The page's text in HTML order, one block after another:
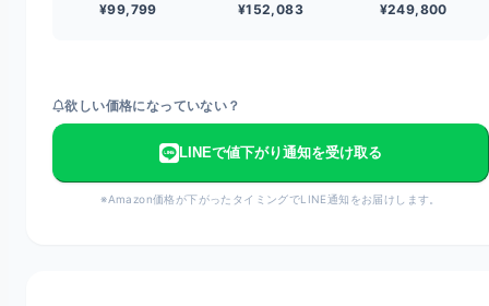
¥99,799 ¥152,083 ¥249,800
欲しい価格になっていない？
LINEで値下がり通知を受け取る
※Amazon価格が下がったタイミングでLINE通知をお届けします。